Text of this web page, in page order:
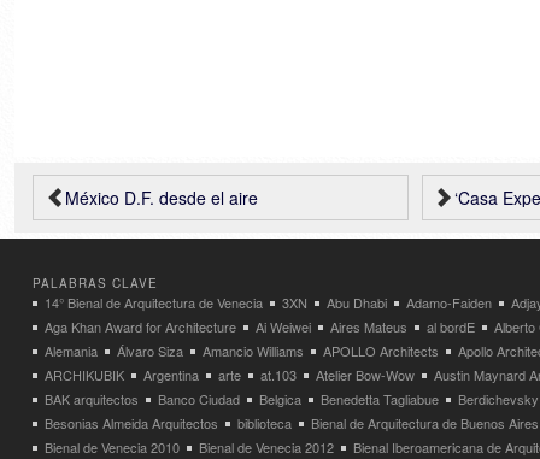
‘Casa
México D.F. desde el aire
PALABRAS CLAVE
14° Bienal de Arquitectura de Venecia 3XN Abu Dhabi Adamo-Faiden
Aga Khan Award for Architecture
Ai Weiwei Aires Mateus al bordE
Alberto
Alemania
Álvaro Siza Amancio Williams APOLLO Architects
Apollo
ARCHIKUBIK
Argentina arte at.103 Atelier Bow-Wow
Austin Maynard
BAK arquitectos
Banco Ciudad Belgica Benedetta Tagliabue
Besonias Almeida Arquitectos
biblioteca
Bienal de Arquitectura de Buenos Aires
Bienal de Venecia 2010
Bienal de Venecia 2012
Bienal Iberoamericana de